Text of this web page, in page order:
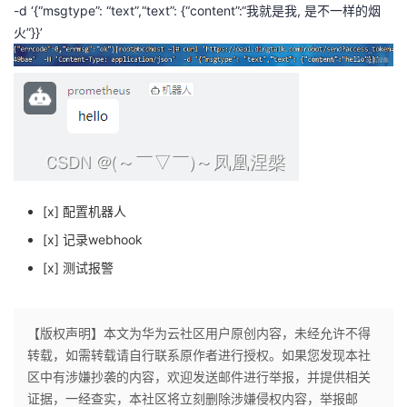
-d ‘{“msgtype”: “text”,“text”: {“content”:“我就是我, 是不一样的烟
火”}}’
[x] 配置机器人
[x] 记录webhook
[x] 测试报警
【版权声明】本文为华为云社区用户原创内容，未经允许不得
转载，如需转载请自行联系原作者进行授权。如果您发现本社
区中有涉嫌抄袭的内容，欢迎发送邮件进行举报，并提供相关
证据，一经查实，本社区将立刻删除涉嫌侵权内容，举报邮